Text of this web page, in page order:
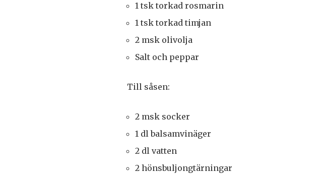
1 tsk torkad rosmarin
1 tsk torkad timjan
2 msk olivolja
Salt och peppar
Till såsen:
2 msk socker
1 dl balsamvinäger
2 dl vatten
2 hönsbuljongtärningar